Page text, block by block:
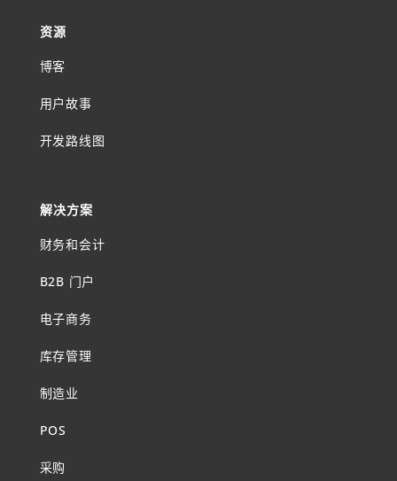
资源
博客
用户故事
开发路线图
解决方案
财务和会计
B2B 门户
电子商务
库存管理
制造业
POS
采购